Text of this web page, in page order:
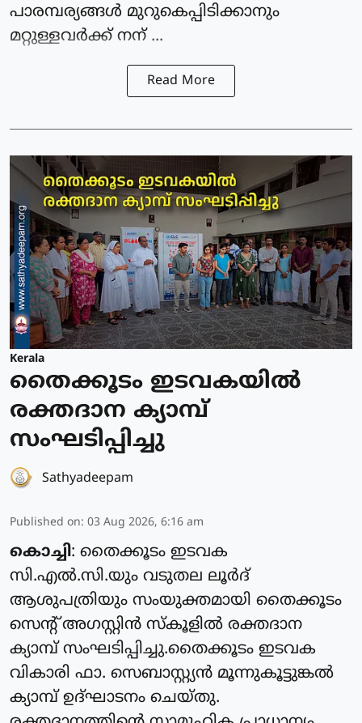
പാരമ്പര്യങ്ങൾ മുറുകെപ്പിടിക്കാനും
മറ്റുള്ളവർക്ക് നന് ...
Read More
Kerala
തൈക്കൂടം ഇടവകയിൽ
രക്തദാന ക്യാമ്പ്
സംഘടിപ്പിച്ചു
Sathyadeepam
Published on: 03 Aug 2026, 6:16 am
കൊച്ചി: തൈക്കൂടം ഇടവക
സി.എൽ.സി.യും വടുതല ലൂർദ്
ആശുപത്രിയും സംയുക്തമായി തൈക്കൂടം
സെന്റ് അഗസ്റ്റിൻ സ്കൂളിൽ രക്തദാന
ക്യാമ്പ് സംഘടിപ്പിച്ചു.തൈക്കൂടം ഇടവക
വികാരി ഫാ. സെബാസ്റ്റ്യൻ മൂന്നുകൂട്ടുങ്കൽ
ക്യാമ്പ് ഉദ്ഘാടനം ചെയ്തു.